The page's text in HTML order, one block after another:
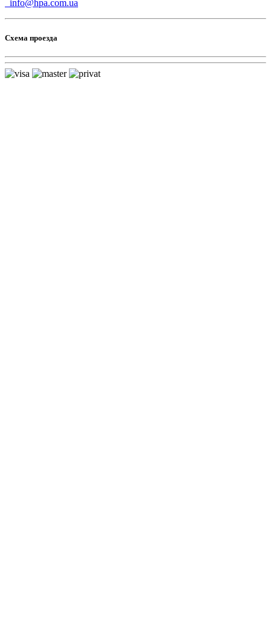
info@hpa.com.ua
Схема проезда